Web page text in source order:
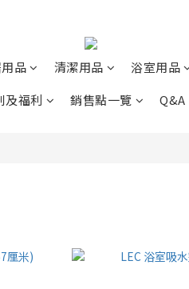
品 清潔用品 浴室用品
及福利 銷售點一覽 Q&A